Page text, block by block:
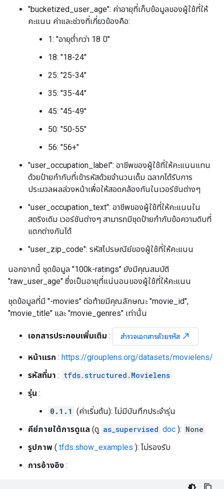
"bucketized_user_age": ค่าอายุที่เก็บข้อมูลของผู้ใช้ที่ให้
คะแนน ค่าและช่วงที่เกี่ยวข้องคือ:
1: "อายุต่ำกว่า 18 ปี"
18: "18-24"
25: "25-34"
35: "35-44"
45: "45-49"
50: "50-55"
56: "56+"
"user_occupation_label": อาชีพของผู้ใช้ที่ให้คะแนนแทน
ด้วยป้ายกำกับที่เข้ารหัสด้วยจำนวนเต็ม ฉลากได้รับการ
ประมวลผลล่วงหน้าเพื่อให้สอดคล้องกันในเวอร์ชันต่างๆ
"user_occupation_text": อาชีพของผู้ใช้ที่ให้คะแนนใน
สตริงเดิม เวอร์ชันต่างๆ สามารถมีชุดป้ายกำกับข้อความดิบที่
แตกต่างกันได้
"user_zip_code": รหัสไปรษณีย์ของผู้ใช้ที่ให้คะแนน
นอกจากนี้ ชุดข้อมูล "100k-ratings" ยังมีคุณสมบัติ
"raw_user_age" ซึ่งเป็นอายุที่แน่นอนของผู้ใช้ที่ให้คะแนน
ชุดข้อมูลที่มี "-movies" ต่อท้ายมีคุณลักษณะ "movie_id",
"movie_title" และ "movie_genres" เท่านั้น
เอกสารประกอบเพิ่มเติม : สำรวจเอกสารด้วยรหัส north_east
หน้าแรก : https://grouplens.org/datasets/movielens/
รหัสที่มา : tfds.structured.Movielens
รุ่น :
0.1.1 (ค่าเริ่มต้น): ไม่มีบันทึกประจำรุ่น
คีย์ภายใต้การดูแล (ดู as_supervised doc ): None
รูปภาพ ( tfds.show_examples ): ไม่รองรับ
การอ้างอิง :